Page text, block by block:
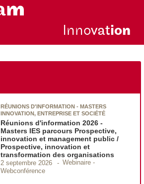
Innovation
RÉUNIONS D'INFORMATION - MASTERS
INNOVATION, ENTREPRISE ET SOCIÉTÉ
Réunions d'information 2026 -
Masters IES parcours Prospective,
innovation et management public /
Prospective, innovation et
transformation des organisations
2 septembre 2026
Webinaire -
Webconférence